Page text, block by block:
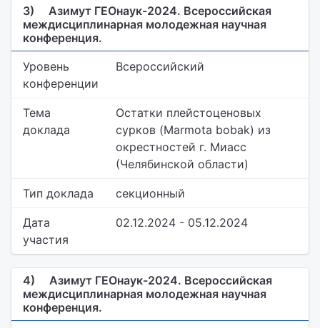
3)
Азимут ГЕОнаук-2024. Всероссийская
междисциплинарная молодежная научная
конференция.
Уровень
конференции
Всероссийский
Тема
доклада
Остатки плейстоценовых
сурков (Marmota bobak) из
окрестностей г. Миасс
(Челябинской области)
Тип доклада секционный
Дата
участия
02.12.2024 - 05.12.2024
4)
Азимут ГЕОнаук-2024. Всероссийская
междисциплинарная молодежная научная
конференция.